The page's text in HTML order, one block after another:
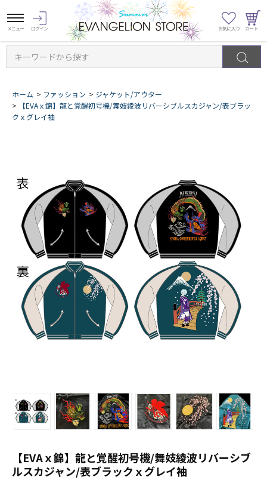
キーワードから探す
ホーム > ファッション > ジャケット/アウター
>
【EVAｘ錦】龍と覚醒初号機/舞妓綾波リバーシブルスカジャン/表ブラッ
クｘグレイ袖
【EVAｘ錦】龍と覚醒初号機/舞妓綾波リバーシブ
ルスカジャン/表ブラックｘグレイ袖